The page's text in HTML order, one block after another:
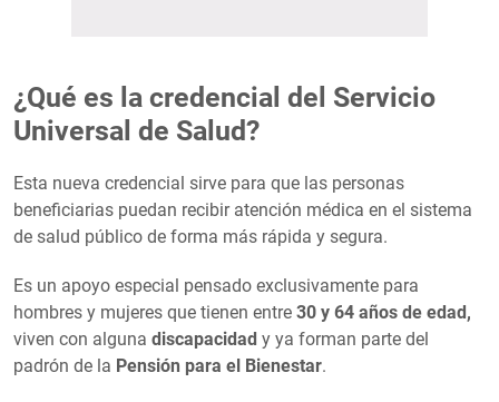
¿Qué es la credencial del Servicio
Universal de Salud?
Esta nueva credencial sirve para que las personas
beneficiarias puedan recibir atención médica en el sistema
de salud público de forma más rápida y segura.
Es un apoyo especial pensado exclusivamente para
hombres y mujeres que tienen entre 30 y 64 años de edad,
viven con alguna discapacidad y ya forman parte del
padrón de la Pensión para el Bienestar.